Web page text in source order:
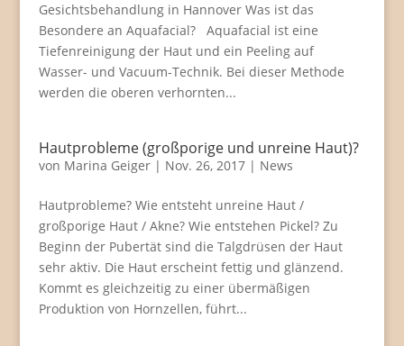
Gesichtsbehandlung in Hannover Was ist das
Besondere an Aquafacial? Aquafacial ist eine
Tiefenreinigung der Haut und ein Peeling auf
Wasser- und Vacuum-Technik. Bei dieser Methode
werden die oberen verhornten...
Hautprobleme (großporige und unreine Haut)?
von Marina Geiger| Nov. 26, 2017| News
Hautprobleme? Wie entsteht unreine Haut /
großporige Haut / Akne? Wie entstehen Pickel? Zu
Beginn der Pubertät sind die Talgdrüsen der Haut
sehr aktiv. Die Haut erscheint fettig und glänzend.
Kommt es gleichzeitig zu einer übermäßigen
Produktion von Hornzellen, führt...